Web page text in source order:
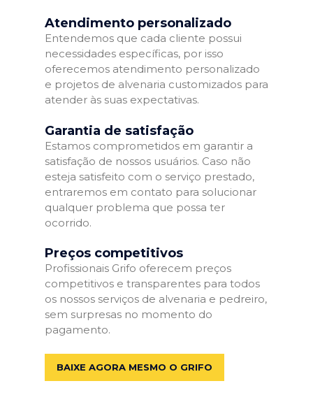
Atendimento personalizado
Entendemos que cada cliente possui
necessidades específicas, por isso
oferecemos atendimento personalizado
e projetos de alvenaria customizados para
atender às suas expectativas.
Garantia de satisfação
Estamos comprometidos em garantir a
satisfação de nossos usuários. Caso não
esteja satisfeito com o serviço prestado,
entraremos em contato para solucionar
qualquer problema que possa ter
ocorrido.
Preços competitivos
Profissionais Grifo oferecem preços
competitivos e transparentes para todos
os nossos serviços de alvenaria e pedreiro,
sem surpresas no momento do
pagamento.
BAIXE AGORA MESMO O GRIFO